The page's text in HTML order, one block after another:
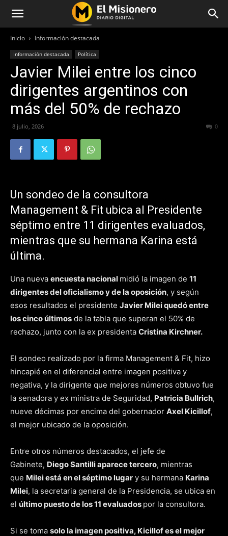
Inicio Información destacada
Información destacada Política
Javier Milei entre los cinco
dirigentes argentinos con
más del 50% de rechazo
8 julio, 2026 0
Un sondeo de la consultora
Management & Fit ubica al Presidente
séptimo entre 11 dirigentes evaluados,
mientras que su hermana Karina está
última.
Una nueva encuesta nacional midió la imagen de 11
dirigentes del oficialismo y de la oposición, y según
esos resultados el presidente Javier Milei quedó entre
los cinco últimos de la tabla que superan el 50% de
rechazo, junto con la ex presidenta Cristina Kirchner.
El sondeo realizado por la firma Management & Fit, hizo
hincapié en el diferencial entre imagen positiva y
negativa, y la dirigente que mejores números obtuvo fue
la senadora y ex ministra de Seguridad, Patricia Bullrich,
nueve décimas por encima del gobernador Axel Kicillof,
el mejor ubicado de la oposición.
Entre otros números destacados, el jefe de
Gabinete, Diego Santilli aparece tercero, mientras
que Milei está en el séptimo lugar y su hermana Karina
Milei, la secretaria general de la Presidencia, se ubica en
el último puesto de los 11 evaluados por la consultora.
Si se toma solo la imagen positiva, Kicillof es el mejor